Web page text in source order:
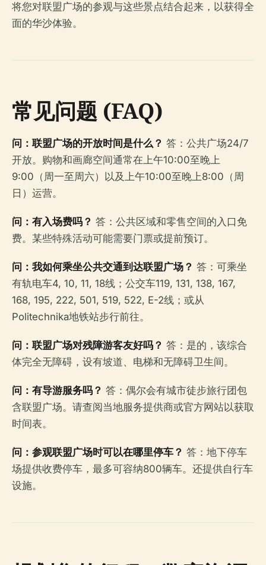
将您对联盟广场的参观与这些景点结合起来，以获得全
面的华沙体验。
常见问题 (FAQ)
问：联盟广场的开放时间是什么？ 答：公共广场24/7
开放。购物和画廊空间通常在上午10:00至晚上
9:00（周一至周六）以及上午10:00至晚上8:00（周
日）运营。
问：有入场费吗？ 答：公共区域和零售空间的入口免
费。某些特殊活动可能需要门票或提前预订。
问：我如何乘坐公共交通到达联盟广场？ 答：可乘坐
有轨电车4, 10, 11, 18线；公交车119, 131, 138, 167,
168, 195, 222, 501, 519, 522, E-2线；或从
Politechnika地铁站步行前往。
问：联盟广场对残障游客友好吗？ 答：是的，该综合
体完全无障碍，设有坡道、电梯和无障碍卫生间。
问：有导游服务吗？ 答：偶尔会有城市徒步旅行团包
含联盟广场。请查阅当地服务提供商或官方网站以获取
时间表。
问：参观联盟广场时可以在哪里停车？ 答：地下停车
场提供收费停车，最多可容纳800辆车。还提供自行车
设施。